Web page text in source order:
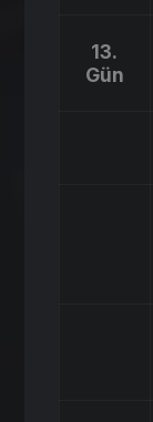
13.
Gün